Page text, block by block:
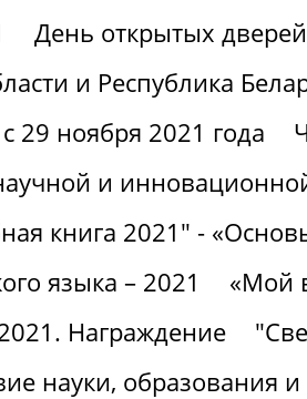
День открытых
и Республика
29 ноября 2021 года
и
книга 2021" -
языка – 2021
«Мой
Награждение
науки, образования и